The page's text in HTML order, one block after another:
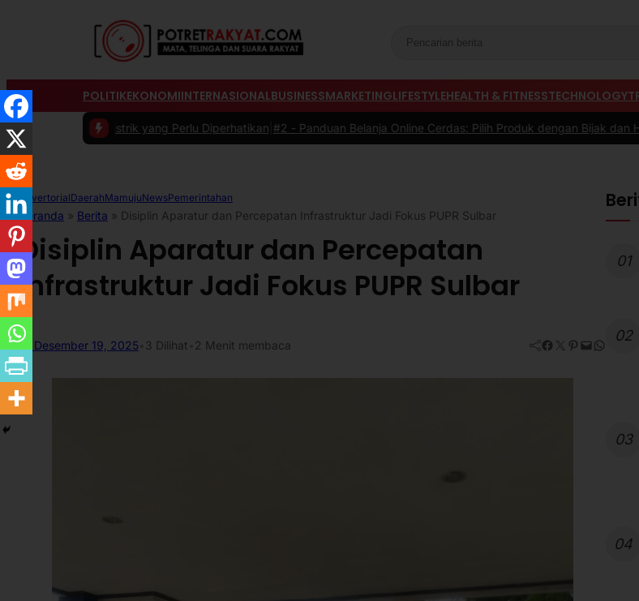
POLITIKEKONOMIINTERNASIONALBUSINESSMARKETINGLIFESTYLEHEALTH & FITNESSTECHNOLOGY
yang Perlu Diperhatikan|#2 -Panduan Belanja Online Cerdas: Pilih Produk dengan Bijak dan Hindari Penipuan|#3
AdvertorialDaerahMamujuNewsPemerintahan
Beranda » Berita » Disiplin Aparatur dan Percepatan Infrastruktur Jadi Fokus PUPR Sulbar
Disiplin Aparatur dan Percepatan
Infrastruktur Jadi Fokus PUPR Sulbar
Desember 19, 2025 3 Dilihat 2 Menit membaca Facebook Twitter Pinterest Mail WhatsApp
01
02
03
04